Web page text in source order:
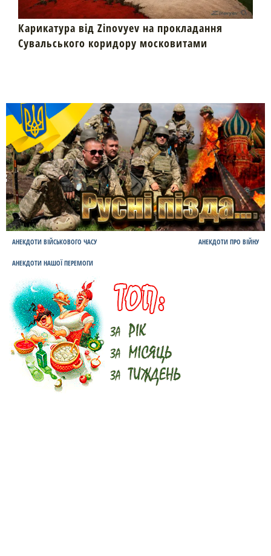
Карикатура від Zinovyev на прокладання
Сувальського коридору московитами
АНЕКДОТИ ВІЙСЬКОВОГО ЧАСУ АНЕКДОТИ ПРО ВІЙНУ
АНЕКДОТИ НАШОЇ ПЕРЕМОГИ